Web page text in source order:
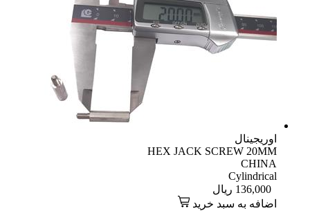
اوریجینال
HEX JACK SCREW 20MM
CHINA
Cylindrical
136,000 ریال
اضافه به سبد خرید